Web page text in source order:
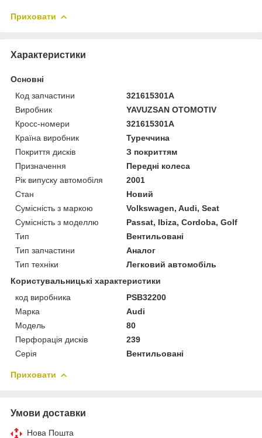
Приховати
Характеристики
Основні
Код запчастини
321615301A
Виробник
YAVUZSAN OTOMOTIV
Кросс-номери
321615301A
Країна виробник
Туреччина
Покриття дисків
З покриттям
Призначення
Передні колеса
Рік випуску автомобіля
2001
Стан
Новий
Сумісність з маркою
Volkswagen, Audi, Seat
Сумісність з моделлю
Passat, Ibiza, Cordoba, Golf
Тип
Вентильовані
Тип запчастини
Аналог
Тип техніки
Легковий автомобіль
Користувальницькі характеристики
код виробника
PSB32200
Марка
Audi
Мoдель
80
Перфорація дисків
239
Серія
Вентильовані
Приховати
Умови доставки
Нова Пошта